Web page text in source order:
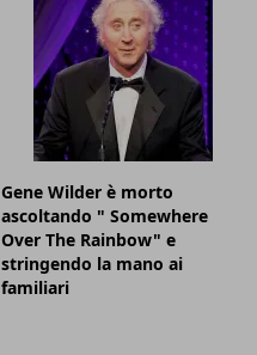
Gene Wilder è morto
ascoltando " Somewhere
Over The Rainbow" e
stringendo la mano ai
familiari